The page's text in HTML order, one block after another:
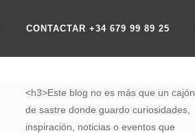
CONTACTAR +34 679 99 89 25
<h3>Este blog no es más que un cajón
de sastre donde guardo curiosidades,
inspiración, noticias o eventos que